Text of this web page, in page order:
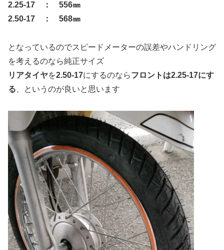
2.25-17 ： 556㎜
2.50-17 ： 568㎜
となっているのでスピードメーターの誤差やハンドリング
を考えるのなら純正サイズ
リアタイヤを2.50-17にするのならフロントは2.25-17にす
る 、というのが良いと思います